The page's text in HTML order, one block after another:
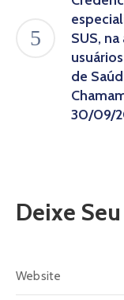
SUS, na
de
30/09/
Deixe